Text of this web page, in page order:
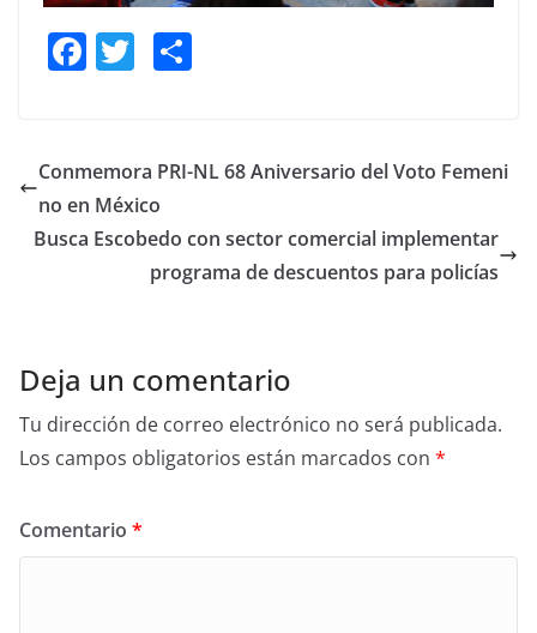
F
e
b
o
T
er e
Conmemora PRI-NL 68 Aniversario del Voto Femeni
no en México
Busca Escobedo con sector comercial implementar
programa de descuentos para policías
Deja un comentario
Tu dirección de correo electrónico no será publicada.
Los campos obligatorios están marcados con *
Comentario *